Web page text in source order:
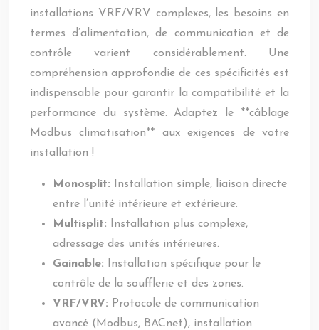
installations VRF/VRV complexes, les besoins en
termes d’alimentation, de communication et de
contrôle varient considérablement. Une
compréhension approfondie de ces spécificités est
indispensable pour garantir la compatibilité et la
performance du système. Adaptez le **câblage
Modbus climatisation** aux exigences de votre
installation !
Monosplit:
Installation simple, liaison directe
entre l’unité intérieure et extérieure.
Multisplit:
Installation plus complexe,
adressage des unités intérieures.
Gainable:
Installation spécifique pour le
contrôle de la soufflerie et des zones.
VRF/VRV: Protocole de communication
avancé (Modbus, BACnet), installation